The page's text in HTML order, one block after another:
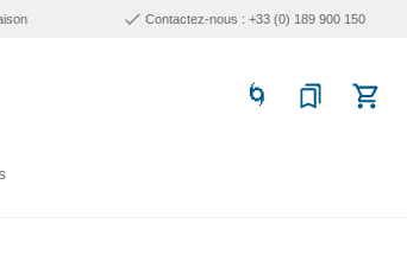
Contactez-nous : +33 (0) 189 900 150